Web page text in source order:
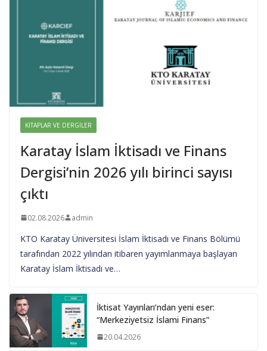
KITAPLAR VE DERGILER
Karatay İslam İktisadı ve Finans
Dergisi’nin 2026 yılı birinci sayısı
çıktı
02.08.2026 admin
KTO Karatay Üniversitesi İslam İktisadı ve Finans Bölümü
tarafından 2022 yılından itibaren yayımlanmaya başlayan
Karatay İslam İktisadı ve…
İktisat Yayınları’ndan yeni eser:
“Merkeziyetsiz İslami Finans”
20.04.2026